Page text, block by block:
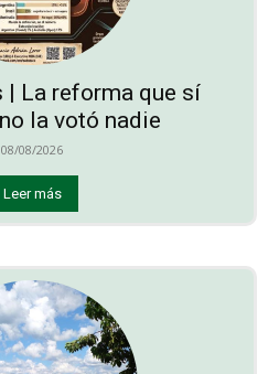
| La reforma que sí
la votó nadie
08/08/2026
Leer más